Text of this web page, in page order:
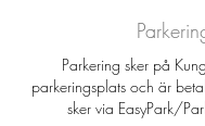
Parkering sker på
parkeringsplats och är
sker via EasyPark/